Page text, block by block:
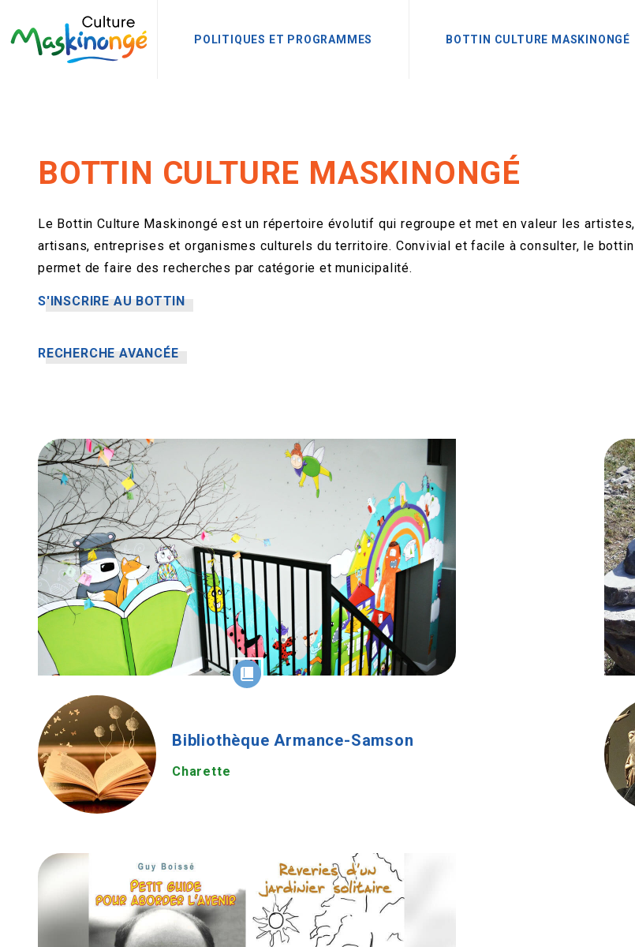
POLITIQUES ET PROGRAMMES BOTTIN CULTURE MASKINONGÉ
BOTTIN CULTURE MASKINONGÉ
Le Bottin Culture Maskinongé est un répertoire évolutif qui regroupe et met en valeur les artistes,
artisans, entreprises et organismes culturels du territoire. Convivial et facile à consulter, le bottin
permet de faire des recherches par catégorie et municipalité.
S'INSCRIRE AU BOTTIN
RECHERCHE AVANCÉE
Bibliothèque Armance-Samson
Charette